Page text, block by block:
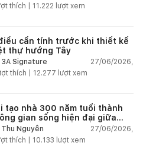
thích | 11.222 lượt xem
cần tính trước khi thiết kế
thự hướng Tây
3A Signature
27/06/2026,
thích | 12.277 lượt xem
tạo nhà 300 năm tuổi thành
gian sống hiện đại giữa
nhiên
Thu Nguyễn
27/06/2026,
thích | 10.133 lượt xem